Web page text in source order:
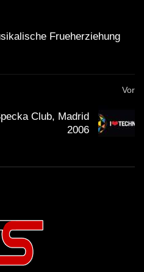
Frueherziehung
Vor
Club, Madrid
2006